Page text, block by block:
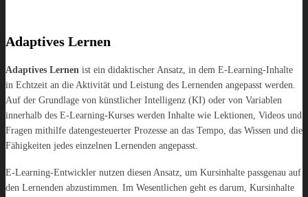
Adaptives Lernen
Adaptives Lernen ist ein didaktischer Ansatz, in dem E-Learning-Inhalte
in Echtzeit an die Aktivität und Leistung des Lernenden angepasst werden.
Auf der Grundlage von künstlicher Intelligenz (KI) oder von Variablen
innerhalb des E-Learning-Kurses werden Inhalte wie Lektionen, Videos und
Fragen mithilfe datengesteuerter Prozesse an das Tempo, das Wissen und die
Fähigkeiten jedes einzelnen Lernenden angepasst.
E-Learning-Entwickler nutzen diesen Ansatz, um Kursinhalte passgenau auf
den Lernenden abzustimmen. Im Wesentlichen geht es darum, Kursinhalte